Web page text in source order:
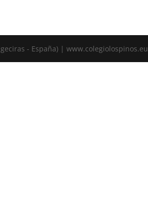
- España) | www.colegiolospinos.eu